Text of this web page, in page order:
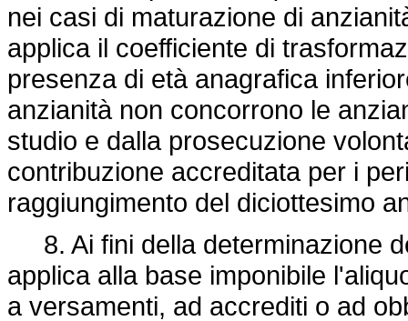
nei casi di maturazione di
applica il coefficiente di
presenza di età anagrafica
anzianità non concorrono le
studio e dalla prosecuzione
contribuzione accreditata per i
raggiungimento del diciottesimo
8. Ai fini della determinazione
applica alla base imponibile
a versamenti, ad accrediti o ad